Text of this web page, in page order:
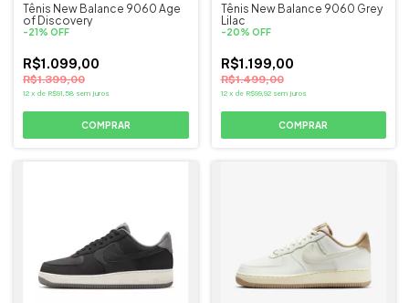
Tênis New Balance 9060 Age
of Discovery
-21% OFF
R$1.099,00
R$1.399,00
12 x de R$91,58 sem juros
COMPRAR
Tênis New Balance 9060 Grey
Lilac
-20% OFF
R$1.199,00
R$1.499,00
12 x de R$99,92 sem juros
COMPRAR